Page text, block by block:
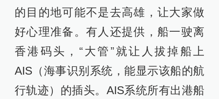
的目的地可能不是去高雄，让大家做
好心理准备。有人还提供，船一驶离
香港码头，“大管”就让人拔掉船上
AIS（海事识别系统，能显示该船的航
行轨迹）的插头。AIS系统所有出港船